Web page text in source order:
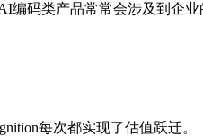
码类产品常常会涉及到企
每次都实现了估值跃迁。